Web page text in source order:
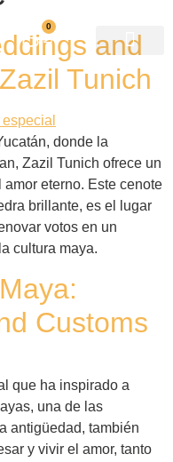
0
and
Tunich
donde la
Zazil Tunich ofrece un
eterno. Este cenote
brillante, es el lugar
votos en un
cultura maya.
Customs
que ha inspirado a
una de las
antigüedad, también
y vivir el amor, tanto